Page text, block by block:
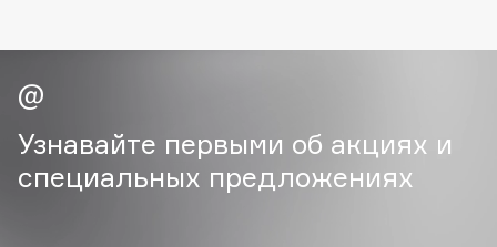
Cadence
Capelli Dorati
Carbon Theory
Узнавайте первыми об акциях и
специальных предложениях